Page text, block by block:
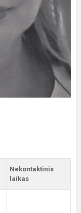
Nekontaktinis
laikas